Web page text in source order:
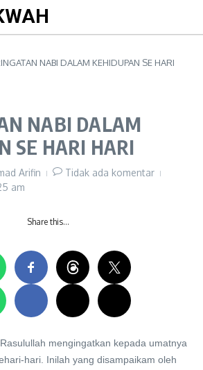
NABI DALAM KEHIDUPAN SE HARI
NABI DALAM
SE HARI HARI
Arifin
Tidak ada komentar
am
Share this…
mengingatkan kepada umatnya
hari. Inilah yang disampaikam oleh